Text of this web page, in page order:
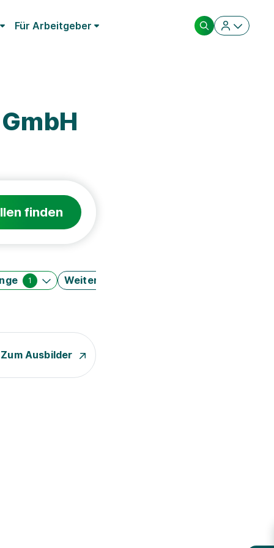
Für Arbeitgeber
finden
1 Weitere Filter
Zum Ausbilder